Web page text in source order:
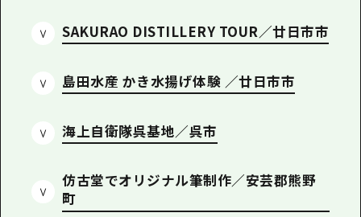
ガイドブック
よくあるご質問
メディア掲載情報
SAKURAO DISTILLERY TOUR／廿日市市
島田水産 かき水揚げ体験 ／廿日市市
海上自衛隊呉基地／呉市
仿古堂でオリジナル筆制作／安芸郡熊野
町